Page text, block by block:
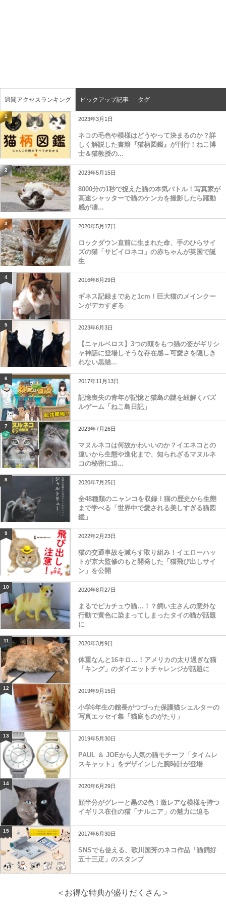
週間アクセスランキング ピックアップ記事 タグ
1 2023年3月1日
ネコの毛色や模様はどうやって決まるのか？詳
しく解説した書籍『猫柄図鑑』が刊行！ねこ博
士＆猫教授の...
2 2023年5月15日
8000分の1秒で捉えた猫の本気バトル！写真家が
高速シャッターで猫のケンカを撮影したら躍動
感が凄...
3 2020年5月17日
ロックダウン直前に生まれた命、手のひらサイ
ズの猫「サビイロネコ」の赤ちゃんが英国で誕
生
4 2016年8月29日
ギネス記録まであと1cm！巨大猫のメインクー
ンがデカすぎる
5 2023年6月3日
【ニャルベロス】3つの頭をもつ猫の姿がギリシ
ャ神話に登場しそうな存在感→可愛さを隠しき
れない黒猫...
6 2017年11月13日
記憶喪失の青年が記憶と猫島の謎を紐解くパズ
ルゲーム「ねこ島日記」
7 2023年7月26日
マヌルネコは何故かわいいのか？イエネコとの
違いから生態や進化まで、知られざるマヌルネ
コの秘密に迫...
8 2020年7月25日
全48種類のニャンコを収録！猫の歴史から生態
まで学べる「世界中で愛される美しすぎる猫図
鑑」
9 2022年2月23日
猫の交通事故を減らす取り組み！イエローハッ
トが京大監修のもと開発した「猫飛び出しサイ
ン」を公開
10 2020年8月27日
まるでピカチュウ猫…！？飼い主さんの意外な
行動で黄色に染まってしまったタイの猫が話題
に
11 2020年3月9日
体重なんと16キロ…！アメリカの太り過ぎな猫
「キング」のダイエットチャレンジが話題に
12 2019年9月15日
小学6年生の館長がつづった保護猫シェルターの
写真エッセイ集「猫庭ものがたり」
13 2019年5月30日
PAUL ＆ JOEから人気の猫モチーフ「タイムレ
スキャット」をデザインした腕時計が登場
14 2020年6月29日
顔半分がグレーと黒の2色！激レアな模様を持つ
イギリス在住の猫「ナルニア」の魅力に迫る
15 2017年6月30日
SNSでも使える、歌川国芳のネコ作品「猫飼好
五十三疋」のスタンプ
＜お得な特典が盛りだくさん＞